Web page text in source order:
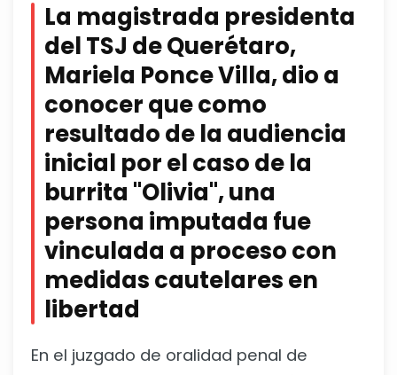
La magistrada presidenta
del TSJ de Querétaro,
Mariela Ponce Villa, dio a
conocer que como
resultado de la audiencia
inicial por el caso de la
burrita "Olivia", una
persona imputada fue
vinculada a proceso con
medidas cautelares en
libertad
En el juzgado de oralidad penal de